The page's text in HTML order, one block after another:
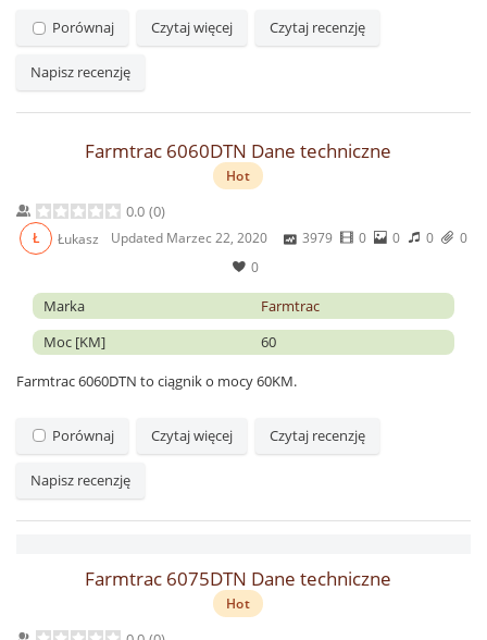
Porównaj Czytaj więcej Czytaj recenzję
Napisz recenzję
Farmtrac 6060DTN Dane techniczne
Hot
0.0 (0)
Ł Łukasz Updated Marzec 22, 2020 3979 0 0 0
0
0
Marka
Farmtrac
Moc [KM]
60
Farmtrac 6060DTN to ciągnik o mocy 60KM.
Porównaj Czytaj więcej Czytaj recenzję
Napisz recenzję
Farmtrac 6075DTN Dane techniczne
Hot